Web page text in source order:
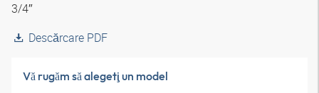
3/4″
Descărcare PDF
Vă rugăm să alegeţi un model